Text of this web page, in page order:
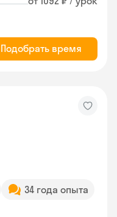
Подобрать время
34 года опыта